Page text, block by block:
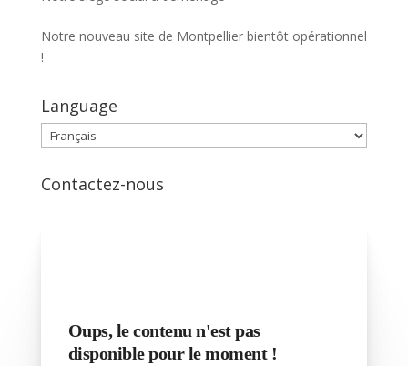
Notre nouveau site de Montpellier bientôt opérationnel
!
Language
Language
Contactez-nous
Oups, le contenu n'est pas
disponible pour le moment !